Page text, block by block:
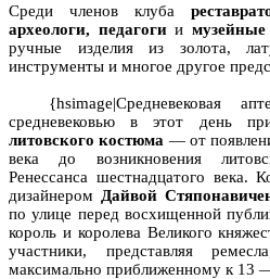
Среди членов клуба
археологи, педагогии
ручные изделия из золота,
инструменты и многое другое
{hsimage|Средневековая
средневековью в этот день
литовского костюма — от
века до возникновения
Ренессанса шестнадцатого века.
дизайнером Дайвой
по улице перед восхищенной
король и королева Великого
участники, представляя
максимально приближенному к 13